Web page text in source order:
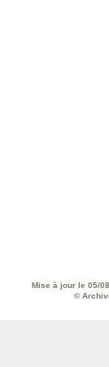
Mise à jour le 05/
©